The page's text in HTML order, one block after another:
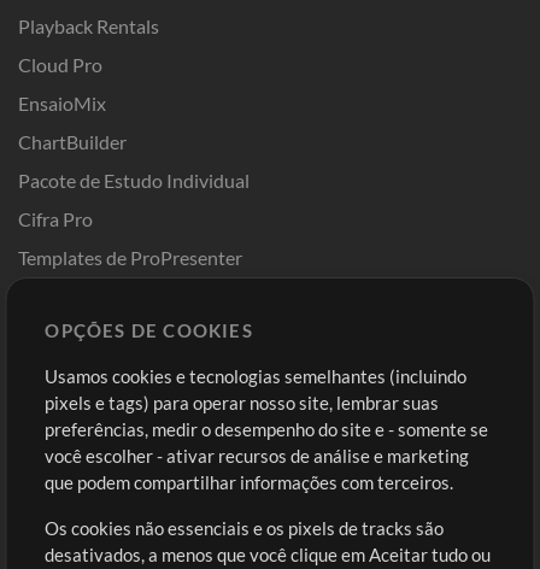
Playback Rentals
Cloud Pro
EnsaioMix
ChartBuilder
Pacote de Estudo Individual
Cifra Pro
Templates de ProPresenter
Comprar Créditos
Conteúdo Grátis
Solicite uma Música
Extras
Entre
Cadastre-se
Ir ao carrinho
OPÇÕES DE COOKIES
Usamos cookies e tecnologias semelhantes (incluindo
pixels e tags) para operar nosso site, lembrar suas
preferências, medir o desempenho do site e - somente se
você escolher - ativar recursos de análise e marketing
que podem compartilhar informações com terceiros.
Os cookies não essenciais e os pixels de tracks são
desativados, a menos que você clique em Aceitar tudo ou